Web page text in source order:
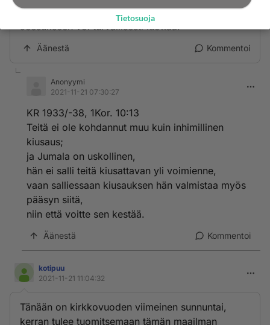
Jeesukseen voi turvallisesti luottaa.
Äänestä Kommentoi
Anonyymi
2021-11-21 07:30:27
KR 1933/-38, 1Kor. 10:13
Teitä ei ole kohdannut muu kuin inhimillinen
kiusaus;
ja Jumala on uskollinen,
hän ei salli teitä kiusattavan yli voimienne,
vaan salliessaan kiusauksen hän valmistaa myös
pääsyn siitä,
niin että voitte sen kestää.
Äänestä Kommentoi
kotipuu
2021-11-21 11:04:32
Tänään on kirkkovuoden viimeinen sunnuntai,
kerran tulee tuomitsemaan tämän maailman
Tietosuoja